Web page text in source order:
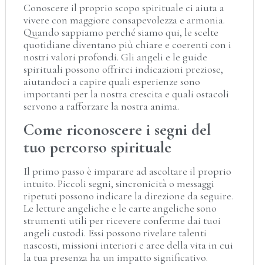
Conoscere il proprio scopo spirituale ci aiuta a
vivere con maggiore consapevolezza e armonia.
Quando sappiamo perché siamo qui, le scelte
quotidiane diventano più chiare e coerenti con i
nostri valori profondi. Gli angeli e le guide
spirituali possono offrirci indicazioni preziose,
aiutandoci a capire quali esperienze sono
importanti per la nostra crescita e quali ostacoli
servono a rafforzare la nostra anima.
Come riconoscere i segni del
tuo percorso spirituale
Il primo passo è imparare ad ascoltare il proprio
intuito. Piccoli segni, sincronicità o messaggi
ripetuti possono indicare la direzione da seguire.
Le letture angeliche e le carte angeliche sono
strumenti utili per ricevere conferme dai tuoi
angeli custodi. Essi possono rivelare talenti
nascosti, missioni interiori e aree della vita in cui
la tua presenza ha un impatto significativo.